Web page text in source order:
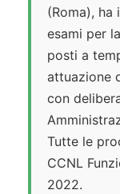
(Roma),
esami per
posti a
attuazione
con
Tutte le
CCNL
2022.